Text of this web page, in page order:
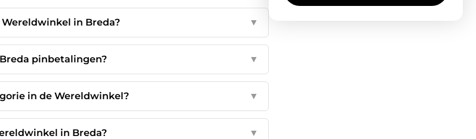
in Breda? ▼
pinbetalingen? ▼
in de Wereldwinkel? ▼
in Breda? ▼